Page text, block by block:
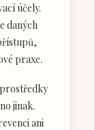
účely.
daných
praxe.
jinak.
ani